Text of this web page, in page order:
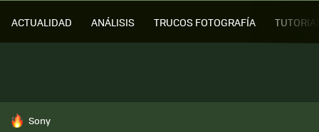
ACTUALIDAD ANÁLISIS TRUCOS FOTOGRAFÍA
HOY SE HABLA DE
Sony